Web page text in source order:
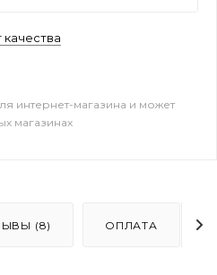
интернет-магазина и может
магазинах
(8) ОПЛАТА